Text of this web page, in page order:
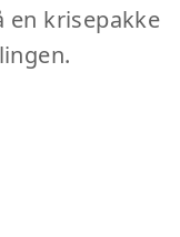
en krisepakke